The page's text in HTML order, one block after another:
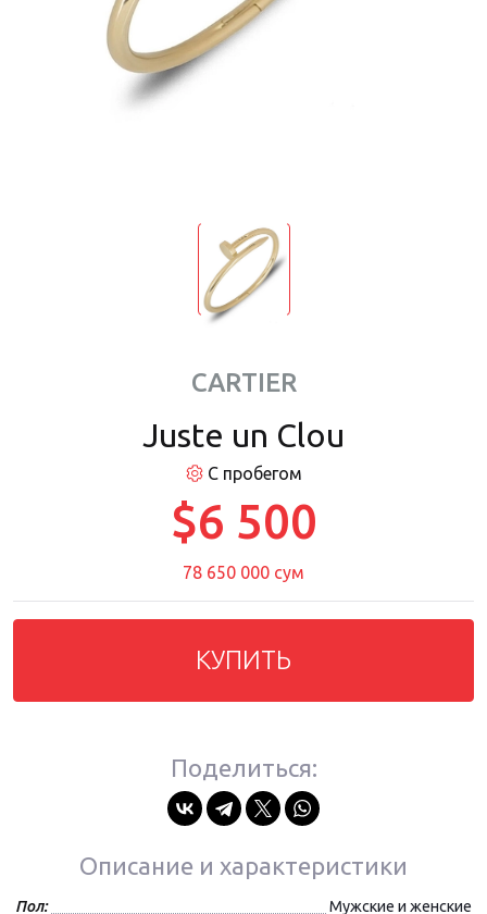
CARTIER
Juste un Clou
С пробегом
$6 500
78 650 000 сум
КУПИТЬ
Поделиться:
Описание и характеристики
Пол:
Мужские и женские